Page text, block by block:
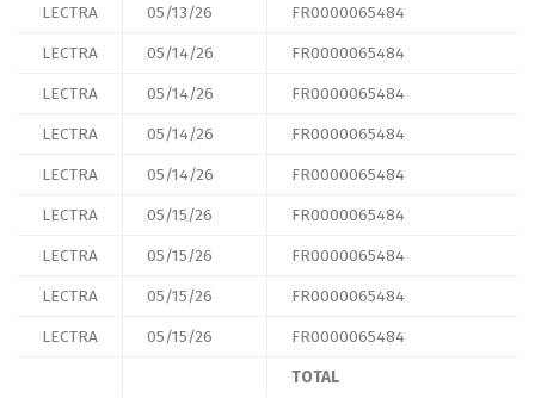
LECTRA
05/13/26
FR0000065484
LECTRA
05/14/26
FR0000065484
LECTRA
05/14/26
FR0000065484
LECTRA
05/14/26
FR0000065484
LECTRA
05/14/26
FR0000065484
LECTRA
05/15/26
FR0000065484
LECTRA
05/15/26
FR0000065484
LECTRA
05/15/26
FR0000065484
LECTRA
05/15/26
FR0000065484
TOTAL